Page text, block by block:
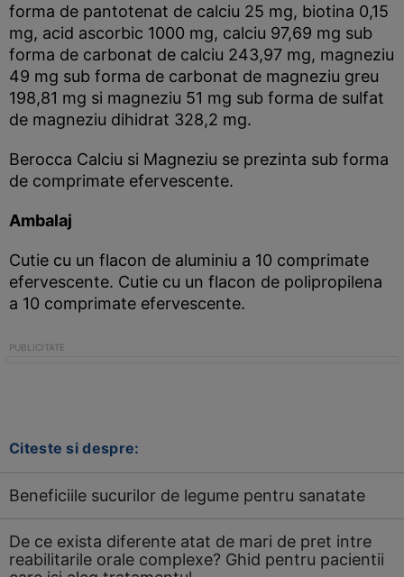
forma de pantotenat de calciu 25 mg, biotina 0,15
mg, acid ascorbic 1000 mg, calciu 97,69 mg sub
forma de carbonat de calciu 243,97 mg, magneziu
49 mg sub forma de carbonat de magneziu greu
198,81 mg si magneziu 51 mg sub forma de sulfat
de magneziu dihidrat 328,2 mg.
Berocca Calciu si Magneziu se prezinta sub forma
de comprimate efervescente.
Ambalaj
Cutie cu un flacon de aluminiu a 10 comprimate
efervescente. Cutie cu un flacon de polipropilena
a 10 comprimate efervescente.
Citeste si despre:
Beneficiile sucurilor de legume pentru sanatate
De ce exista diferente atat de mari de pret intre
reabilitarile orale complexe? Ghid pentru pacientii